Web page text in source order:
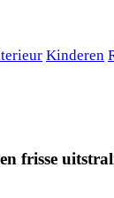
Kinderen
frisse